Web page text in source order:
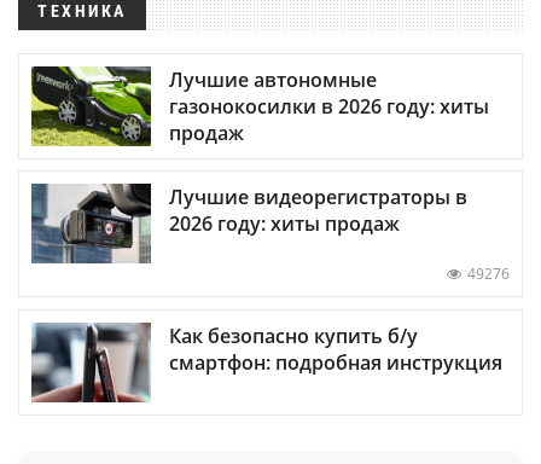
ТЕХНИКА
Лучшие автономные
газонокосилки в 2026 году: хиты
продаж
Лучшие видеорегистраторы в
2026 году: хиты продаж
49276
Как безопасно купить б/у
смартфон: подробная инструкция